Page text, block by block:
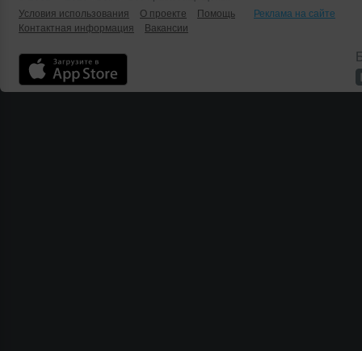
Условия использования
О проекте Помощь
Реклама на сайте
Контактная информация
Вакансии